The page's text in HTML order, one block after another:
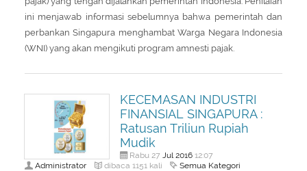
ini menjawab informasi sebelumnya bahwa pemerintah dan
perbankan Singapura menghambat Warga Negara Indonesia
(WNI) yang akan mengikuti program amnesti pajak.
KECEMASAN INDUSTRI
FINANSIAL SINGAPURA :
Ratusan Triliun Rupiah
Mudik
Rabu 27 Jul 201612:07
Administrator dibaca 1151 kali Semua Kategori